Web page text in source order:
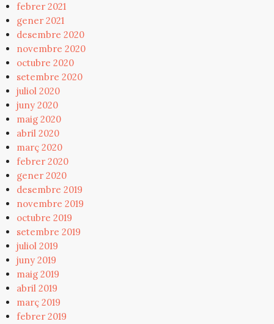
febrer 2021
gener 2021
desembre 2020
novembre 2020
octubre 2020
setembre 2020
juliol 2020
juny 2020
maig 2020
abril 2020
març 2020
febrer 2020
gener 2020
desembre 2019
novembre 2019
octubre 2019
setembre 2019
juliol 2019
juny 2019
maig 2019
abril 2019
març 2019
febrer 2019